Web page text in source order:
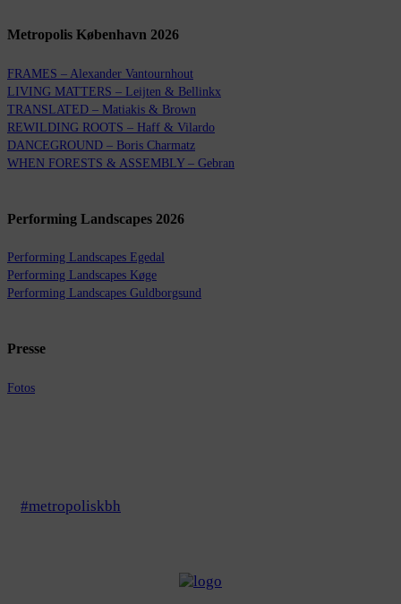
Metropolis København 2026
FRAMES – Alexander Vantournhout
LIVING MATTERS – Leijten & Bellinkx
TRANSLATED – Matiakis & Brown
REWILDING ROOTS – Haff & Vilardo
DANCEGROUND – Boris Charmatz
WHEN FORESTS & ASSEMBLY – Gebran
Performing Landscapes 2026
Performing Landscapes Egedal
Performing Landscapes Køge
Performing Landscapes Guldborgsund
Presse
Fotos
#metropoliskbh